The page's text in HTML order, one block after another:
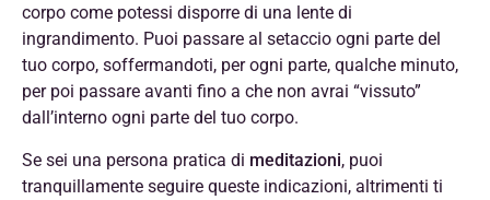
corpo come potessi disporre di una lente di
ingrandimento. Puoi passare al setaccio ogni parte del
tuo corpo, soffermandoti, per ogni parte, qualche minuto,
per poi passare avanti fino a che non avrai “vissuto”
dall’interno ogni parte del tuo corpo.
Se sei una persona pratica di meditazioni, puoi
tranquillamente seguire queste indicazioni, altrimenti ti